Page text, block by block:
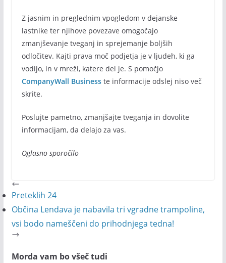
Z jasnim in preglednim vpogledom v dejanske
lastnike ter njihove povezave omogočajo
zmanjševanje tveganj in sprejemanje boljših
odločitev. Kajti prava moč podjetja je v ljudeh, ki ga
vodijo, in v mreži, katere del je. S pomočjo
CompanyWall Businesste informacije odslej niso več
skrite.
Poslujte pametno, zmanjšajte tveganja in dovolite
informacijam, da delajo za vas.
Oglasno sporočilo
Preteklih 24
Občina Lendava je nabavila tri vgradne trampoline,
vsi bodo nameščeni do prihodnjega tedna!
Morda vam bo všeč tudi